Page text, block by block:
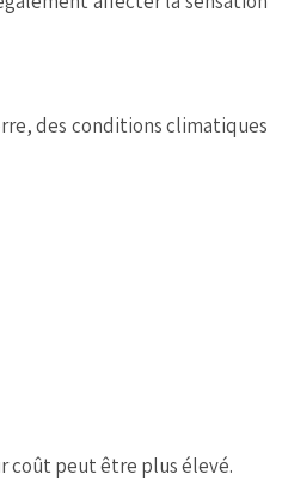
des conditions climatiques
coût peut être plus élevé.